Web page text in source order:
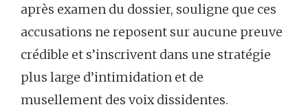
après examen du dossier, souligne que ces
accusations ne reposent sur aucune preuve
crédible et s’inscrivent dans une stratégie
plus large d’intimidation et de
musellement des voix dissidentes.